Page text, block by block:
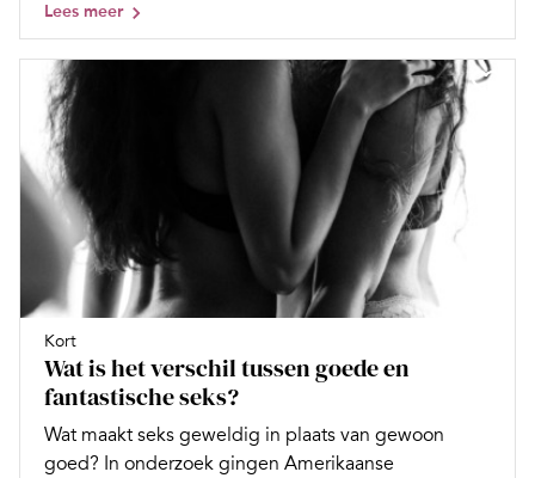
Lees meer
Kort
Wat is het verschil tussen goede en
fantastische seks?
Wat maakt seks geweldig in plaats van gewoon
goed? In onderzoek gingen Amerikaanse